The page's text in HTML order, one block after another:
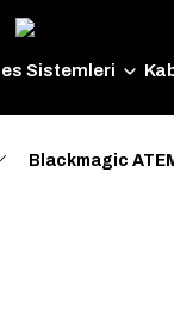
Sistemleri
Blackmagic